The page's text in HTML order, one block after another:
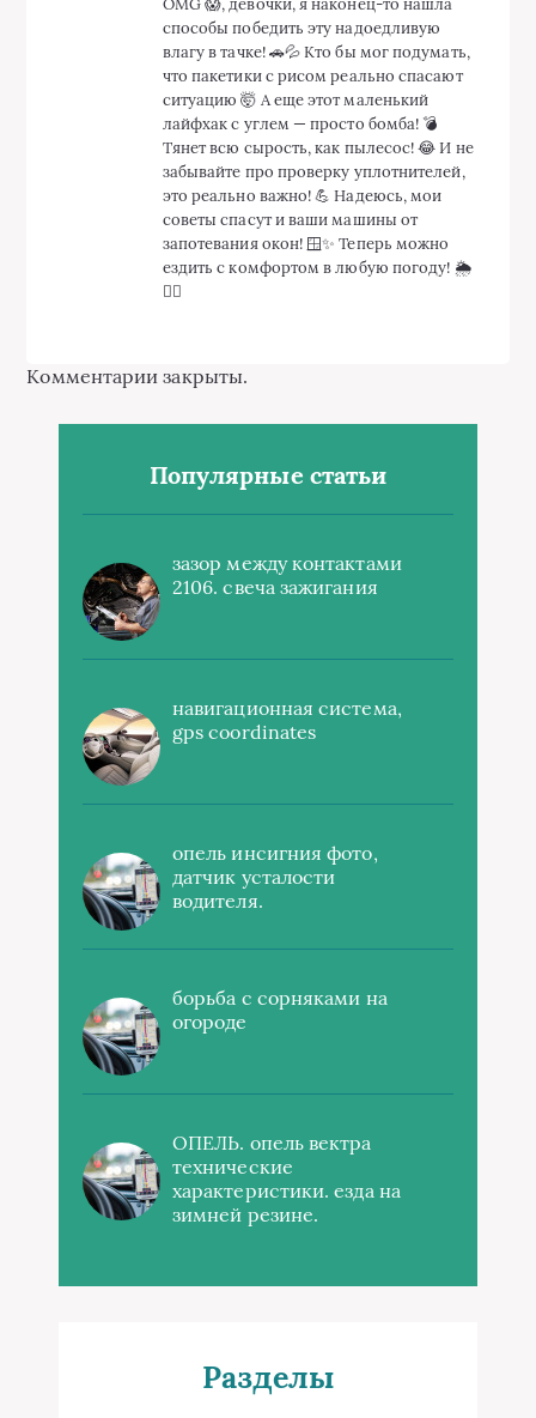
способы победить эту надоедливую
влагу в тачке! 🚗💦 Кто бы мог подумать,
что пакетики с рисом реально спасают
ситуацию 🤯 А еще этот маленький
лайфхак с углем — просто бомба! 💣
Тянет всю сырость, как пылесос! 😂 И не
забывайте про проверку уплотнителей,
это реально важно! 💪 Надеюсь, мои
советы спасут и ваши машины от
запотевания окон! 🪟✨ Теперь можно
ездить с комфортом в любую погоду! 🌦️
❤️‍🔥
Комментарии закрыты.
Популярные статьи
зазор между контактами
2106. свеча зажигания
навигационная система,
gps coordinates
опель инсигния фото,
датчик усталости
водителя.
борьба с сорняками на
огороде
ОПЕЛЬ. опель вектра
технические
характеристики. езда на
зимней резине.
Разделы